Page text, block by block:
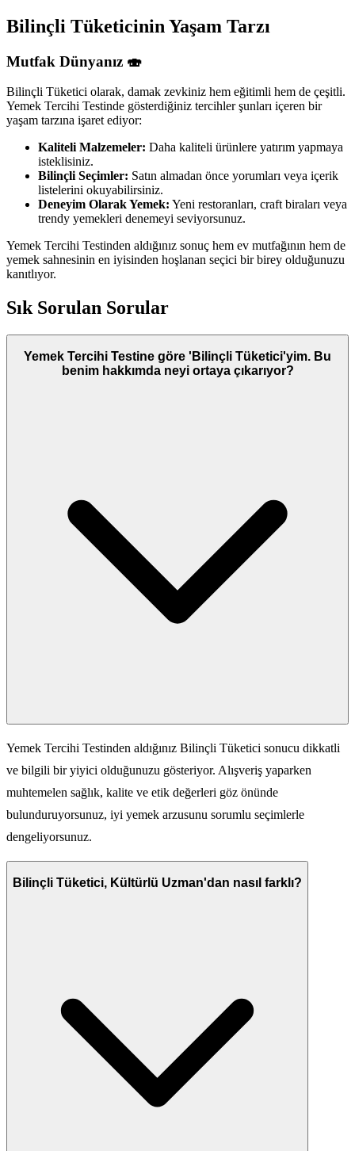
Bilinçli Tüketicinin Yaşam Tarzı
Mutfak Dünyanız 🍣
Bilinçli Tüketici olarak, damak zevkiniz hem eğitimli hem de çeşitli.
Yemek Tercihi Testinde gösterdiğiniz tercihler şunları içeren bir
yaşam tarzına işaret ediyor:
Kaliteli Malzemeler: Daha kaliteli ürünlere yatırım yapmaya
isteklisiniz.
Bilinçli Seçimler: Satın almadan önce yorumları veya içerik
listelerini okuyabilirsiniz.
Deneyim Olarak Yemek: Yeni restoranları, craft biraları veya
trendy yemekleri denemeyi seviyorsunuz.
Yemek Tercihi Testinden aldığınız sonuç hem ev mutfağının hem de
yemek sahnesinin en iyisinden hoşlanan seçici bir birey olduğunuzu
kanıtlıyor.
Sık Sorulan Sorular
Yemek Tercihi Testine göre 'Bilinçli Tüketici'yim. Bu
benim hakkımda neyi ortaya çıkarıyor?
Yemek Tercihi Testinden aldığınız Bilinçli Tüketici sonucu dikkatli
ve bilgili bir yiyici olduğunuzu gösteriyor. Alışveriş yaparken
muhtemelen sağlık, kalite ve etik değerleri göz önünde
bulunduruyorsunuz, iyi yemek arzusunu sorumlu seçimlerle
dengeliyorsunuz.
Bilinçli Tüketici, Kültürlü Uzman'dan nasıl farklı?